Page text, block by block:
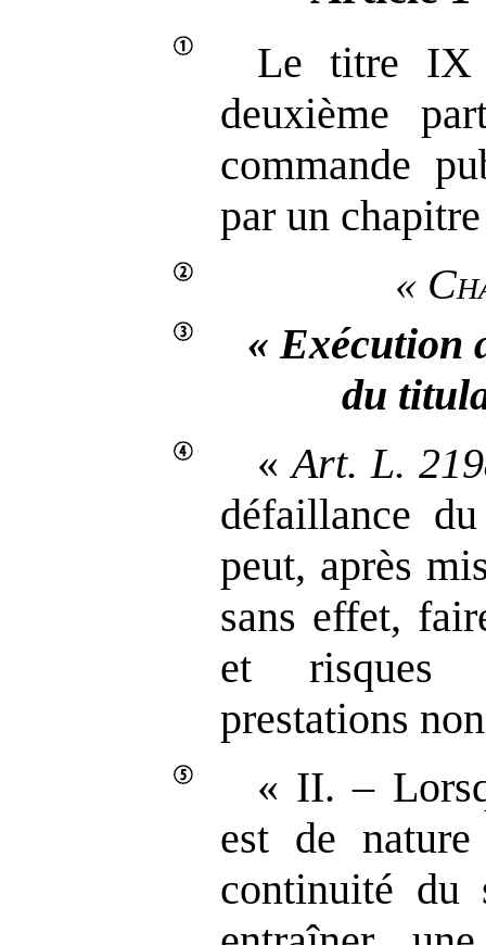
Le titre
deuxième
commande
par un
«
« Exécution
du
«Art. L.
défaillance
peut, après
sans effet,
et risques
prestations
« II. –
est de
continuité du